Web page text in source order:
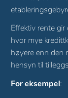
Effektiv rente
hvor mye
høyere enn den
hensyn til
For eksempel: